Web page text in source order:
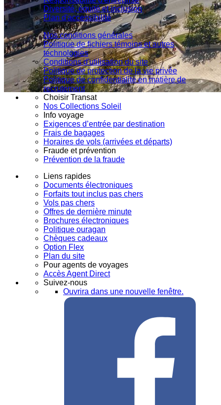
Diversité, équité et inclusion
Plan d'accessibilité
Avis légal
Nos conditions générales
Politique de fichiers témoins et autres
technologies
Conditions d'utilisation du site
Politique de protection de la vie privée
Politique de confidentialité en matière de
recrutement
Choisir Transat
Nos Collections Soleil
Info voyage
Exigences d’entrée par destination
Frais de bagages
Horaires de vols (arrivées et départs)
Fraude et prévention
Prévention de la fraude
Liens rapides
Documents électroniques
Forfaits tout inclus pas chers
Vols pas chers
Offres de dernière minute
Brochures électroniques
Politique ouragan
Chèques cadeaux
Option Flex
Plan du site
Pour agents de voyages
Accès Agent Direct
Suivez-nous
Ouvrira dans une nouvelle fenêtre.